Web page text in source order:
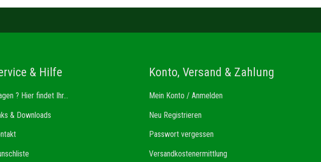
& Hilfe
? Hier findet Ihr...
& Downloads
Konto, Versand & Zahlung
Mein Konto / Anmelden
Neu Registrieren
Passwort vergessen
Versandkostenermittlung